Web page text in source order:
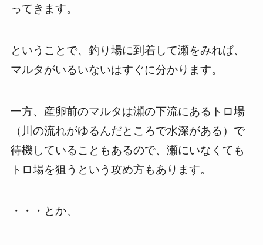
ってきます。
ということで、釣り場に到着して瀬をみれば、
マルタがいるいないはすぐに分かります。
一方、産卵前のマルタは瀬の下流にあるトロ場
（川の流れがゆるんだところで水深がある）で
待機していることもあるので、瀬にいなくても
トロ場を狙うという攻め方もあります。
・・・とか、